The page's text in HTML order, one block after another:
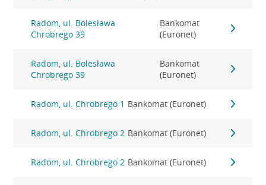
Radom, ul. Bolesława
Chrobrego 39
Bankomat
(Euronet)
Radom, ul. Bolesława
Chrobrego 39
Bankomat
(Euronet)
Radom, ul. Chrobrego 1 Bankomat (Euronet)
Radom, ul. Chrobrego 2 Bankomat (Euronet)
Radom, ul. Chrobrego 2 Bankomat (Euronet)